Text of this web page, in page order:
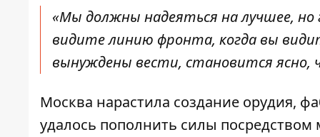
«Мы должны надеяться на лучшее, но
видите линию фронта, когда вы
вынуждены вести, становится ясно,
Москва нарастила создание орудия,
удалось пополнить силы